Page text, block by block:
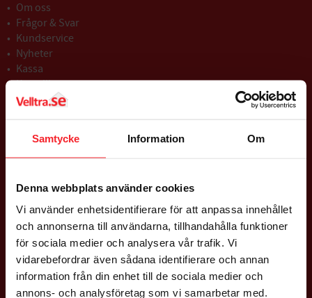
Samtycke Information Om
Denna webbplats använder cookies
Vi använder enhetsidentifierare för att anpassa innehållet
och annonserna till användarna, tillhandahålla funktioner
för sociala medier och analysera vår trafik. Vi
vidarebefordrar även sådana identifierare och annan
information från din enhet till de sociala medier och
annons- och analysföretag som vi samarbetar med.
Om oss
Frågor & Svar
Kundservice
Nyheter
Kassa
Köpvillkor
Policy & Cookies
Logga in
GODSMOTTAGNING
Mån - Fre: 08:00 - 16:00
Lördag: Stängt
Söndag: Stängt
ADRESS